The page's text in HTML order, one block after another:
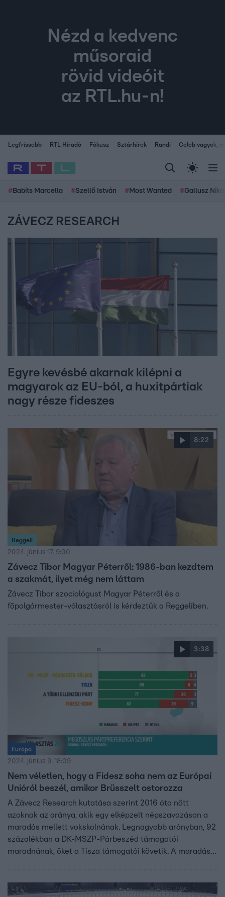
Nézd a kedvenc
műsoraid
rövid videóit
az RTL.hu-n!
Legfrissebb RTL Híradó Fókusz Sztárhírek Randi Celeb vagyok,
# Babits Marcella #Szellő István # Most Wanted #Gallusz
ZÁVECZ RESEARCH
Egyre kevésbé akarnak kilépni a
magyarok az EU-ból, a huxitpártiak
nagy része fideszes
8:22
Reggeli
2024. június 17. 9:00
Závecz Tibor Magyar Péterről: 1986-ban kezdtem
a szakmát, ilyet még nem láttam
Závecz Tibor szociológust Magyar Péterről és a
főpolgármester-választásról is kérdeztük a Reggeliben.
3:38
Európa
2024. június 9. 18:09
Nem véletlen, hogy a Fidesz soha nem az Európai
Unióról beszél, amikor Brüsszelt ostorozza
A Závecz Research kutatása szerint 2016 óta nőtt
azoknak az aránya, akik egy elképzelt népszavazáson a
maradás mellett vokskolnának. Legnagyobb arányban, 92
százalékban a DK-MSZP-Párbeszéd támogatói
maradnának, őket a Tisza támogatói követik. A maradás
oka, arra László Róbert, a Political Capital választási